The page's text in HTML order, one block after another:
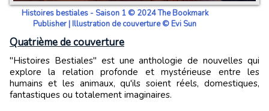
Histoires bestiales - Saison 1 © 2024 The Bookmark
Publisher | Illustration de couverture © Evi Sun
Quatrième de couverture
"Histoires Bestiales" est une anthologie de nouvelles qui
explore la relation profonde et mystérieuse entre les
humains et les animaux, qu'ils soient réels, domestiques,
fantastiques ou totalement imaginaires.